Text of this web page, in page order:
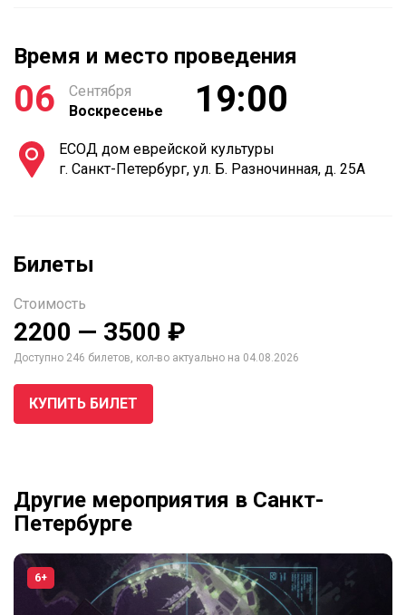
Время и место проведения
06
Сентября
Воскресенье
19:00
ЕСОД дом еврейской культуры
г. Санкт-Петербург, ул. Б. Разночинная, д. 25А
Билеты
Стоимость
2200 — 3500 ₽
Доступно 246 билетов, кол-во актуально на 04.08.2026
КУПИТЬ БИЛЕТ
Другие мероприятия в Санкт-
Петербурге
6+